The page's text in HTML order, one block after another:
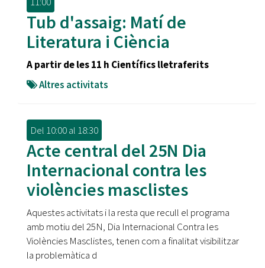
Tub d'assaig: Matí de
Literatura i Ciència
A partir de les 11 h Científics lletraferits
Altres activitats
Del 10:00al 18:30
Acte central del 25N Dia
Internacional contra les
violències masclistes
Aquestes activitats i la resta que recull el programa
amb motiu del 25N, Dia Internacional Contra les
Violències Masclistes, tenen com a finalitat visibilitzar
la problemàtica d